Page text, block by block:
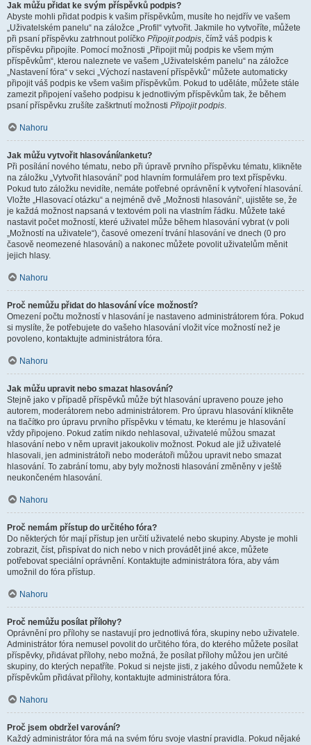
Jak můžu přidat ke svým příspěvků podpis?
Abyste mohli přidat podpis k vašim příspěvkům, musíte ho nejdřív ve vašem
„Uživatelském panelu“ na záložce „Profil“ vytvořit. Jakmile ho vytvoříte, můžete
při psaní příspěvku zatrhnout políčko Připojit podpis, čímž váš podpis k
příspěvku připojíte. Pomocí možnosti „Připojit můj podpis ke všem mým
příspěvkům“, kterou naleznete ve vašem „Uživatelském panelu“ na záložce
„Nastavení fóra“ v sekci „Výchozí nastavení příspěvků“ můžete automaticky
připojit váš podpis ke všem vašim příspěvkům. Pokud to uděláte, můžete stále
zamezit připojení vašeho podpisu k jednotlivým příspěvkům tak, že během
psaní příspěvku zrušíte zaškrtnutí možnosti Připojit podpis.
Nahoru
Jak můžu vytvořit hlasování/anketu?
Při posílání nového tématu, nebo při úpravě prvního příspěvku tématu, klikněte
na záložku „Vytvořit hlasování“ pod hlavním formulářem pro text příspěvku.
Pokud tuto záložku nevidíte, nemáte potřebné oprávnění k vytvoření hlasování.
Vložte „Hlasovací otázku“ a nejméně dvě „Možnosti hlasování“, ujistěte se, že
je každá možnost napsaná v textovém poli na vlastním řádku. Můžete také
nastavit počet možností, které uživatel může během hlasování vybrat (v poli
„Možností na uživatele“), časové omezení trvání hlasování ve dnech (0 pro
časově neomezené hlasování) a nakonec můžete povolit uživatelům měnit
jejich hlasy.
Nahoru
Proč nemůžu přidat do hlasování více možností?
Omezení počtu možností v hlasování je nastaveno administrátorem fóra. Pokud
si myslíte, že potřebujete do vašeho hlasování vložit více možností než je
povoleno, kontaktujte administrátora fóra.
Nahoru
Jak můžu upravit nebo smazat hlasování?
Stejně jako v případě příspěvků může být hlasování upraveno pouze jeho
autorem, moderátorem nebo administrátorem. Pro úpravu hlasování klikněte
na tlačítko pro úpravu prvního příspěvku v tématu, ke kterému je hlasování
vždy připojeno. Pokud zatím nikdo nehlasoval, uživatelé můžou smazat
hlasování nebo v něm upravit jakoukoliv možnost. Pokud ale již uživatelé
hlasovali, jen administrátoři nebo moderátoři můžou upravit nebo smazat
hlasování. To zabrání tomu, aby byly možnosti hlasování změněny v ještě
neukončeném hlasování.
Nahoru
Proč nemám přístup do určitého fóra?
Do některých fór mají přístup jen určití uživatelé nebo skupiny. Abyste je mohli
zobrazit, číst, přispívat do nich nebo v nich provádět jiné akce, můžete
potřebovat speciální oprávnění. Kontaktujte administrátora fóra, aby vám
umožnil do fóra přístup.
Nahoru
Proč nemůžu posílat přílohy?
Oprávnění pro přílohy se nastavují pro jednotlivá fóra, skupiny nebo uživatele.
Administrátor fóra nemusel povolit do určitého fóra, do kterého můžete posílat
příspěvky, přidávat přílohy, nebo možná, že posílat přílohy můžou jen určité
skupiny, do kterých nepatříte. Pokud si nejste jisti, z jakého důvodu nemůžete k
příspěvkům přidávat přílohy, kontaktujte administrátora fóra.
Nahoru
Proč jsem obdržel varování?
Každý administrátor fóra má na svém fóru svoje vlastní pravidla. Pokud nějaké